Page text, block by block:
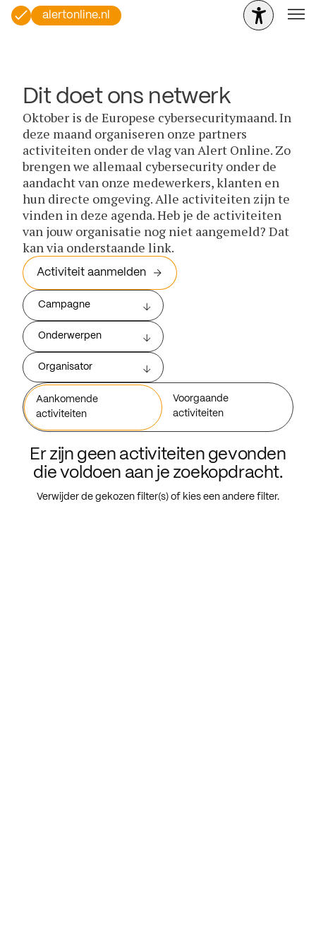
alertonline.nl
Dit doet ons netwerk
Oktober is de Europese cybersecuritymaand. In
deze maand organiseren onze partners
activiteiten onder de vlag van Alert Online. Zo
brengen we allemaal cybersecurity onder de
aandacht van onze medewerkers, klanten en
hun directe omgeving. Alle activiteiten zijn te
vinden in deze agenda. Heb je de activiteiten
van jouw organisatie nog niet aangemeld? Dat
kan via onderstaande link.
Activiteit aanmelden
Campagne
Onderwerpen
Organisator
Aankomende
activiteiten
Voorgaande
activiteiten
Er zijn geen activiteiten gevonden
die voldoen aan je zoekopdracht.
Verwijder de gekozen filter(s) of kies een andere filter.